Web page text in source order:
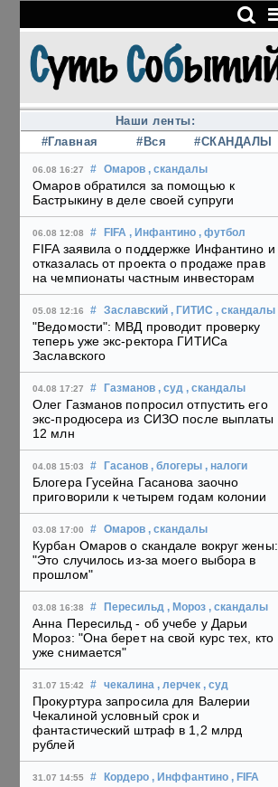
Наши ленты:
#Главная
#Вся #СКАНДАЛЫ
06.08 16:27 # Омаров , скандалы
Омаров обратился за помощью к
Бастрыкину в деле своей супруги
06.08 12:08 # FIFA , Инфантино , футбол
FIFA заявила о поддержке Инфантино и
отказалась от проекта о продаже прав
на чемпионаты частным инвесторам
05.08 12:16 # Заславский , ГИТИС , скандалы
"Ведомости": МВД проводит проверку
теперь уже экс-ректора ГИТИСа
Заславского
04.08 17:27 # Газманов , суд , скандалы
Олег Газманов попросил отпустить его
экс-продюсера из СИЗО после выплаты
12 млн
04.08 15:03 # Гасанов , блогеры , налоги
Блогера Гусейна Гасанова заочно
приговорили к четырем годам колонии
03.08 17:00 # Омаров , скандалы
Курбан Омаров о скандале вокруг жены:
"Это случилось из-за моего выбора в
прошлом"
03.08 16:38 # Пересильд , Мороз , скандалы
Анна Пересильд - об учебе у Дарьи
Мороз: "Она берет на свой курс тех, кто
уже снимается"
31.07 15:42 # чекалина , лерчек , суд
Прокуртура запросила для Валерии
Чекалиной условный срок и
фантастический штраф в 1,2 млрд
рублей
31.07 14:55 # Кордеро , Инффантино , FIFA